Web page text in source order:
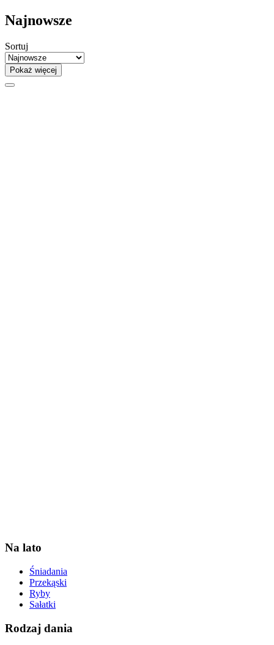
Najnowsze
Sortuj
Pokaż więcej
Na lato
Śniadania
Przekąski
Ryby
Sałatki
Rodzaj dania